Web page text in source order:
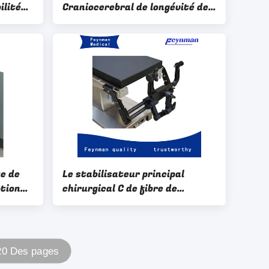
Craniocerebral de longévité de
stabilisateur principal
chirurgical d'alliage
d'aluminium
de
de
Le stabilisateur principal
chirurgical C de fibre de
carbone arment la traction
Des pages